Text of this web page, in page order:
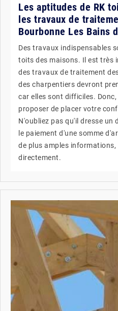
Les aptitudes de RK
les travaux de
Bourbonne Les Bains
Des travaux indispensables
toits des maisons. Il est très
des travaux de traitement
des charpentiers devront
car elles sont difficiles.
proposer de placer votre
N'oubliez pas qu'il dresse un
le paiement d'une somme
de plus amples
directement.